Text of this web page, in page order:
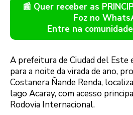
📰 Quer receber as
Foz no
Entre na
A prefeitura de Ciudad del Este
para a noite da virada de ano,
Costanera Ñande Renda,
lago Acaray, com acesso
Rodovia Internacional.